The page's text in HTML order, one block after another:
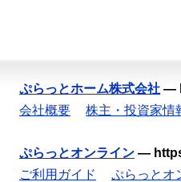
ぷらっとホーム株式会社 —
会社概要
株主・投資家情
ぷらっとオンライン —
ご利用ガイド
ぷらっとオ